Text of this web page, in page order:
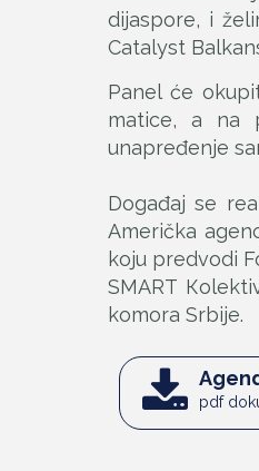
dijaspore, i
Catalyst
Panel će
matice, a na
unapređenje
Događaj se
Američka
koju predvodi
SMART
komora Srbije.
pdf